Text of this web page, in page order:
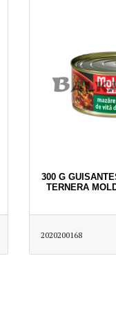
300 G
TERNERA
2020200168